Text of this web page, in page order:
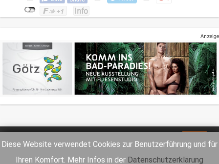
Diese Website verwendet Cookies zur Benutzerführung und für
Ihren Komfort. Mehr Infos in der Datenschutzerklärung
Anzeige